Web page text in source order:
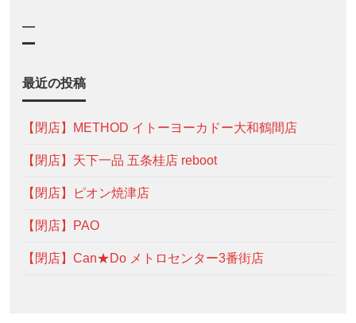
—
最近の投稿
【閉店】METHOD イトーヨーカドー大和鶴間店
【閉店】天下一品 五条桂店 reboot
【閉店】ピオン焼津店
【閉店】PAO
【閉店】Can★Do メトロセンター3番街店